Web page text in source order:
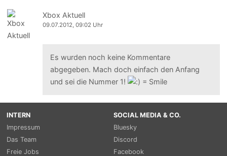
Xbox Aktuell
09.07.2012, 09:02 Uhr
Es wurden noch keine Kommentare
abgegeben. Mach doch einfach den Anfang
und sei die Nummer 1!
INTERN
Impressum
Das Team
Freie Jobs
SOCIAL MEDIA & CO.
Bluesky
Discord
Facebook